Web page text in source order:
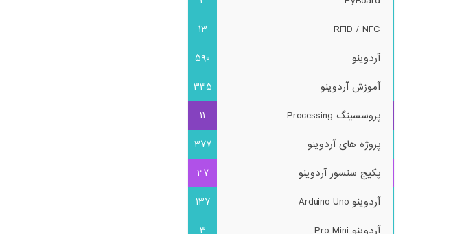
RFID / NFC
13
آردوینو
590
آموزش آردوینو
335
پروسسینگ Processing
11
پروژه های آردوینو
377
پکیج سنسور آردوینو
37
آردوینو Arduino Uno
137
آردوینو Pro Mini
3